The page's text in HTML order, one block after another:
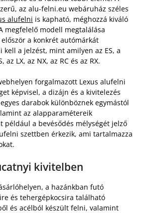
az alu-felni.eu webáruház széles
alufelni is kapható, méghozzá kiváló
megfelelő modell megtalálása
a konkrét autómárkát
kell a jelzést, mint amilyen az ES, a
az LX, az NX, az RC és az RX.
forgalmazott Lexus alufelni
képvisel, a dizájn és a kivitelezés
darabok különböznek egymástól
az alapparamétereik
például a bevésődés mélységét jelző
szettben érkezik, ami tartalmazza
kivitelben
a hazánkban futó
és tehergépkocsira található
és acélból készült felni, valamint